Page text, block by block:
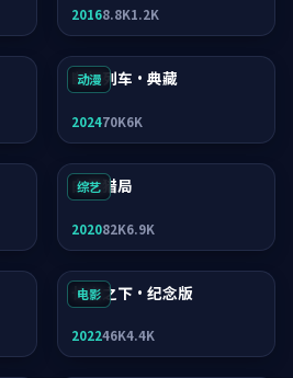
20168.8K1.2K
动漫
断桥列车·典藏
202470K6K
综艺
白昼猎局
202082K6.9K
电影
长夜之下·纪念版
202246K4.4K